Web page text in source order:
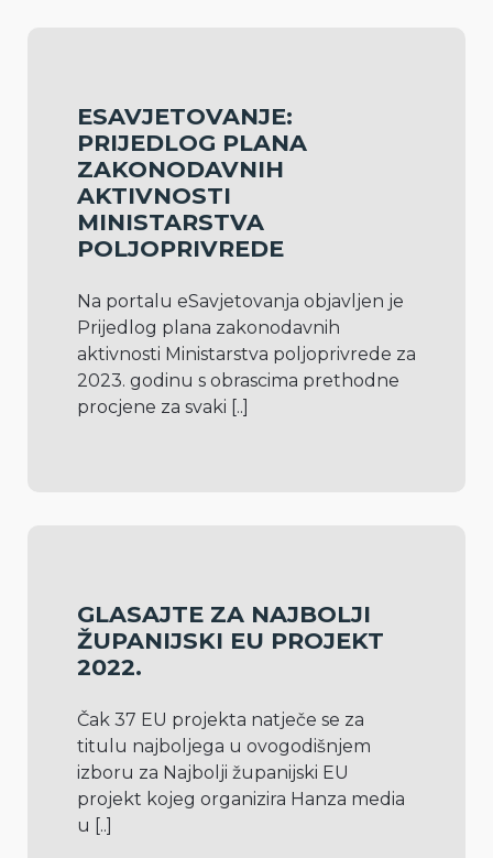
ESAVJETOVANJE:
PRIJEDLOG PLANA
ZAKONODAVNIH
AKTIVNOSTI
MINISTARSTVA
POLJOPRIVREDE
Na portalu eSavjetovanja objavljen je
Prijedlog plana zakonodavnih
aktivnosti Ministarstva poljoprivrede za
2023. godinu s obrascima prethodne
procjene za svaki [..]
GLASAJTE ZA NAJBOLJI
ŽUPANIJSKI EU PROJEKT
2022.
Čak 37 EU projekta natječe se za
titulu najboljega u ovogodišnjem
izboru za Najbolji županijski EU
projekt kojeg organizira Hanza media
u [..]